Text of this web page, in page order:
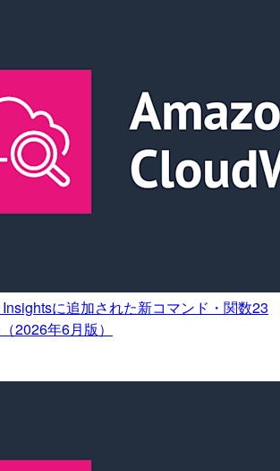
に追加された新コマンド・関数23
2026年6月版）